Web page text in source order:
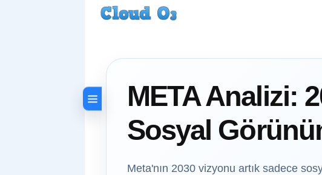
META Analizi:
Sosyal
Meta'nın 2030 vizyonu artık sadece